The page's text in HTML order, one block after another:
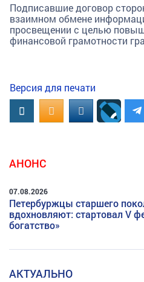
Подписавшие договор
взаимном обмене
просвещении с целью
финансовой грамотности
Версия для печати
ВконтактеOK.RUMAIL.RU
АНОНС
07.08.2026
Петербуржцы старшего
вдохновляют: стартовал V
богатство»
АКТУАЛЬНО